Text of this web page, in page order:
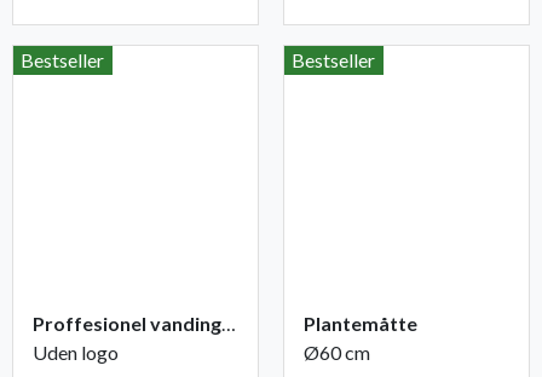
Bestseller
Proffesionel vandingspose 100 liter
Uden logo
Bestseller
Plantemåtte
Ø60 cm